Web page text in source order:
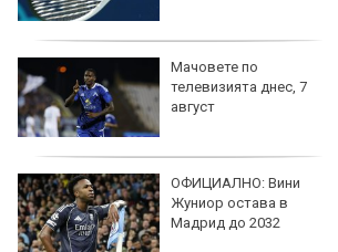
Мачовете по
телевизията днес, 7
август
ОФИЦИАЛНО: Вини
Жуниор остава в
Мадрид до 2032